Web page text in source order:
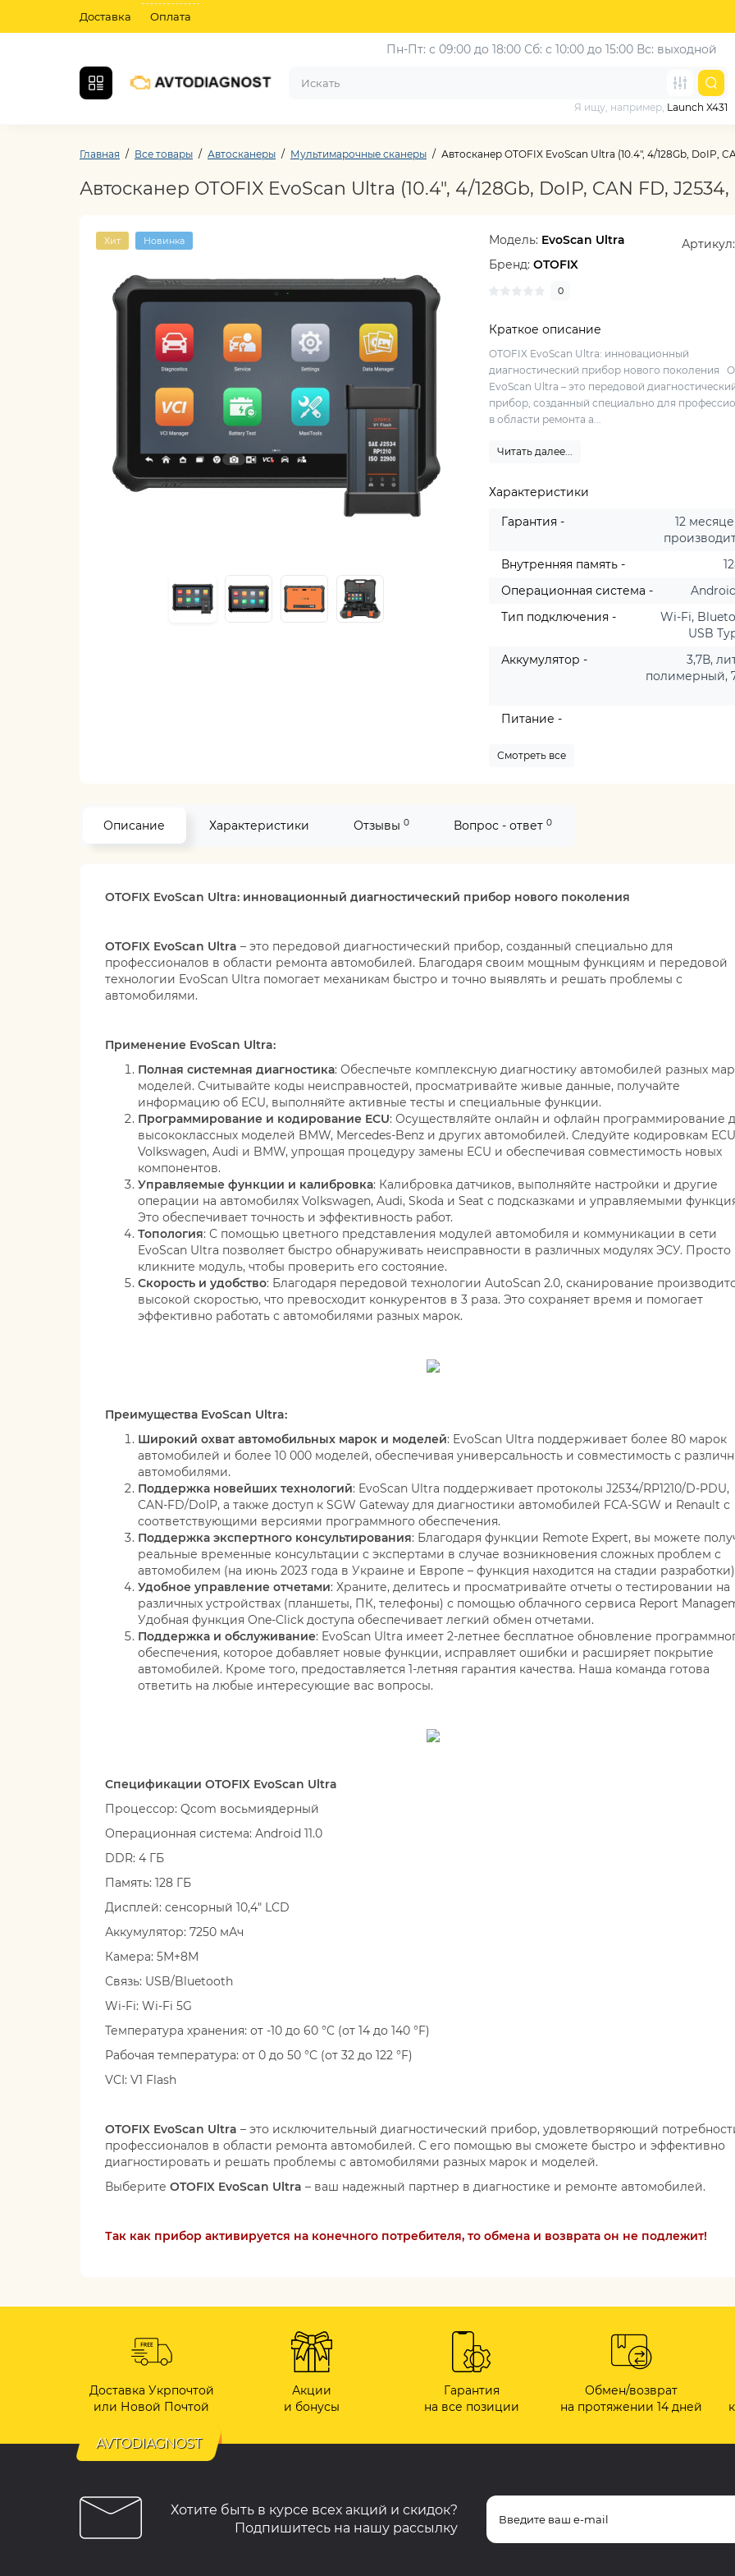
Доставка Оплата
Пн-Пт: с 09:00 до 18:00 Сб: с 10:00 до 15:00 Вс: выходной
Я ищу, например, Launch X431
Главная Все товары Автосканеры Мультимарочные сканеры Автосканер OTOFIX EvoScan Ultra (10.4", 4/128Gb, DoIP,
Автосканер OTOFIX EvoScan Ultra (10.4", 4/128Gb, DoIP, CAN FD,
Хит Новинка Модель: EvoScan Ultra
Бренд:OTOFIX
0
Краткое описание
OTOFIX EvoScan Ultra: инновационный
диагностический прибор нового поколения
EvoScan Ultra – это передовой
прибор, созданный специально для
в области ремонта а...
Читать далее...
Характеристики
Гарантия -
12
Внутренняя память -
Операционная система -
Android
Тип подключения -
Wi-Fi,
USB
Аккумулятор -
3,7В,
полимерный,
Питание -
Смотреть все
Описание Характеристики Отзывы 0 Вопрос - ответ 0
OTOFIX EvoScan Ultra: инновационный диагностический прибор нового поколения
OTOFIX EvoScan Ultra – это передовой диагностический прибор, созданный специально для
профессионалов в области ремонта автомобилей. Благодаря своим мощным функциям и передовой
технологии EvoScan Ultra помогает механикам быстро и точно выявлять и решать проблемы с
автомобилями.
Применение EvoScan Ultra:
Полная системная диагностика: Обеспечьте комплексную диагностику автомобилей разных
моделей. Считывайте коды неисправностей, просматривайте живые данные, получайте
информацию об ECU, выполняйте активные тесты и специальные функции.
Программирование и кодирование ECU: Осуществляйте онлайн и офлайн программирование
высококлассных моделей BMW, Mercedes-Benz и других автомобилей. Следуйте кодировкам
Volkswagen, Audi и BMW, упрощая процедуру замены ECU и обеспечивая совместимость новых
компонентов.
Управляемые функции и калибровка: Калибровка датчиков, выполняйте настройки и другие
операции на автомобилях Volkswagen, Audi, Skoda и Seat с подсказками и управляемыми
Это обеспечивает точность и эффективность работ.
Топология: С помощью цветного представления модулей автомобиля и коммуникации в сети
EvoScan Ultra позволяет быстро обнаруживать неисправности в различных модулях ЭСУ. Просто
кликните модуль, чтобы проверить его состояние.
Скорость и удобство: Благодаря передовой технологии AutoScan 2.0, сканирование
высокой скоростью, что превосходит конкурентов в 3 раза. Это сохраняет время и помогает
эффективно работать с автомобилями разных марок.
Преимущества EvoScan Ultra:
Широкий охват автомобильных марок и моделей: EvoScan Ultra поддерживает более 80 марок
автомобилей и более 10 000 моделей, обеспечивая универсальность и совместимость с
автомобилями.
Поддержка новейших технологий: EvoScan Ultra поддерживает протоколы J2534/RP1210/D-PDU,
CAN-FD/DoIP, а также доступ к SGW Gateway для диагностики автомобилей FCA-SGW и Renault с
соответствующими версиями программного обеспечения.
Поддержка экспертного консультирования: Благодаря функции Remote Expert, вы можете
реальные временные консультации с экспертами в случае возникновения сложных проблем с
автомобилем (на июнь 2023 года в Украине и Европе – функция находится на стадии
Удобное управление отчетами: Храните, делитесь и просматривайте отчеты о тестировании на
различных устройствах (планшеты, ПК, телефоны) с помощью облачного сервиса Report
Удобная функция One-Click доступа обеспечивает легкий обмен отчетами.
Поддержка и обслуживание: EvoScan Ultra имеет 2-летнее бесплатное обновление
обеспечения, которое добавляет новые функции, исправляет ошибки и расширяет покрытие
автомобилей. Кроме того, предоставляется 1-летняя гарантия качества. Наша команда готова
ответить на любые интересующие вас вопросы.
Спецификации OTOFIX EvoScan Ultra
Процессор: Qcom восьмиядерный
Операционная система: Android 11.0
DDR: 4 ГБ
Память: 128 ГБ
Дисплей: сенсорный 10,4" LCD
Аккумулятор: 7250 мАч
Камера: 5М+8М
Связь: USB/Bluetooth
Wi-Fi: Wi-Fi 5G
Температура хранения: от -10 до 60 °C (от 14 до 140 °F)
Рабочая температура: от 0 до 50 °C (от 32 до 122 °F)
VCI: V1 Flash
OTOFIX EvoScan Ultra – это исключительный диагностический прибор, удовлетворяющий
профессионалов в области ремонта автомобилей. С его помощью вы сможете быстро и эффективно
диагностировать и решать проблемы с автомобилями разных марок и моделей.
Выберите OTOFIX EvoScan Ultra – ваш надежный партнер в диагностике и ремонте автомобилей.
Так как прибор активируется на конечного потребителя, то обмена и возврата он не подлежит!
Доставка Укрпочтой
или Новой Почтой
Акции
и бонусы
Гарантия
на все позиции
Обмен/возврат
на протяжении 14 дней
AVTODIAGNOST
Хотите быть в курсе всех акций и скидок?
Подпишитесь на нашу рассылку